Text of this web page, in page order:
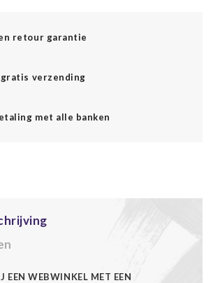
retour garantie
verzending
met alle banken
EEN WEBWINKEL MET EEN